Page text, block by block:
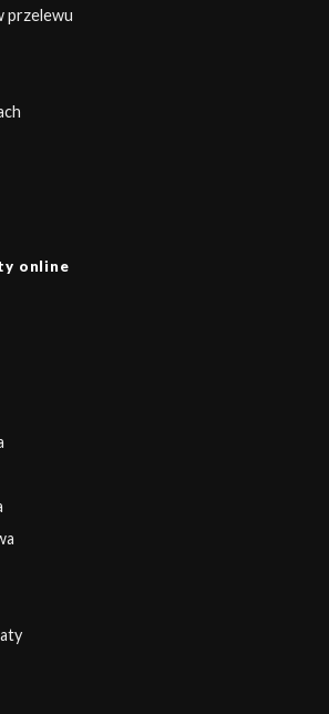
przelewu
online